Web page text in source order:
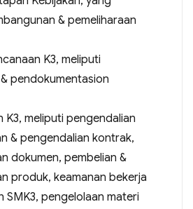
& pemeliharaan
K3, meliputi
pendokumentasion
K3, meliputi pengendalian
& pengendalian kontrak,
dokumen, pembelian &
produk, keamanan bekerja
SMK3, pengelolaan materi